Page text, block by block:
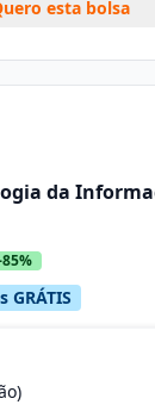
esta bolsa
da
GRÁTIS